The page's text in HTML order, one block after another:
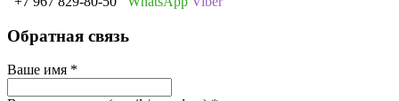
Обратная связь
Ваше имя *